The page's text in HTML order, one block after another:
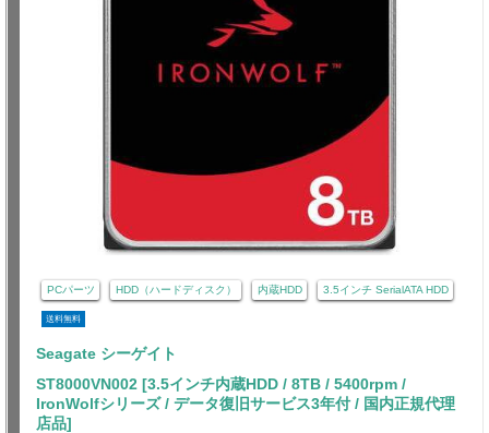
PCパーツ HDD（ハードディスク） 内蔵HDD 3.5インチ SerialATA HDD
送料無料
Seagate シーゲイト
ST8000VN002 [3.5インチ内蔵HDD / 8TB / 5400rpm /
IronWolfシリーズ / データ復旧サービス3年付 / 国内正規代理
店品]